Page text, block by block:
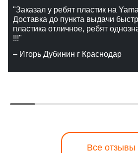
"Заказал у ребят пластик на
Доставка до пункта выдачи
пластика отличное, ребят
!!!"
– Игорь Дубинин г Краснодар
Все отзывы